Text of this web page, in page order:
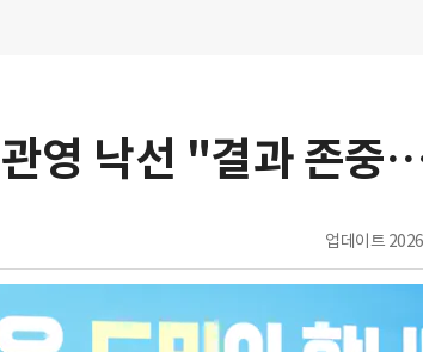
영 낙선 "결과 존중
업데이트